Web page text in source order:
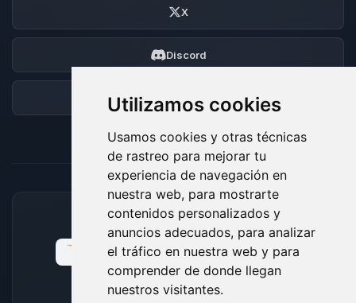
Utilizamos cookies
Usamos cookies y otras técnicas
de rastreo para mejorar tu
experiencia de navegación en
nuestra web, para mostrarte
contenidos personalizados y
anuncios adecuados, para analizar
el tráfico en nuestra web y para
comprender de donde llegan
nuestros visitantes.
X
Discord
Foro
MÉTODOS DE PAGO ACEPTADOS